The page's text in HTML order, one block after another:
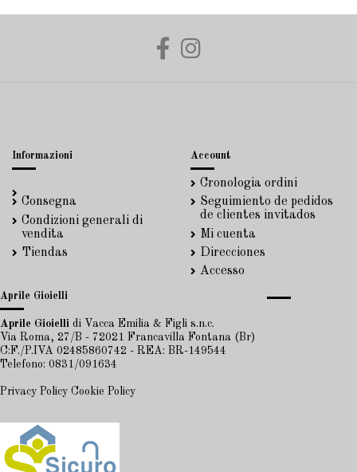
Informazioni
Consegna
Condizioni generali di
vendita
Tiendas
Account
Cronologia ordini
Seguimiento de pedidos
de clientes invitados
Mi cuenta
Direcciones
Accesso
Aprile Gioielli
Aprile Gioielli di Vacca Emilia & Figli s.n.c.
Via Roma, 27/B - 72021 Francavilla Fontana (Br)
C:F./P.IVA 02485860742 - REA: BR-149544
Telefono: 0831/091634
Privacy Policy Cookie Policy